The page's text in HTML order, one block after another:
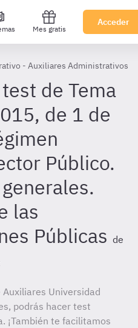
Mes gratis
Acceder
- Auxiliares Administrativos
de Tema
de 1 de
Público.
las
Públicas de
Universidad
podrás hacer test
¡También te facilitamos